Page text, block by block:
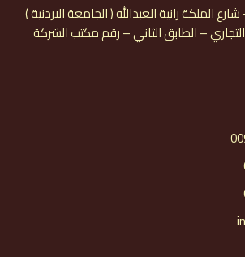
الملكة رانية العبدالله ( الجامعة الاردنية )
– الطابق الثاني – رقم مكتب الشركة